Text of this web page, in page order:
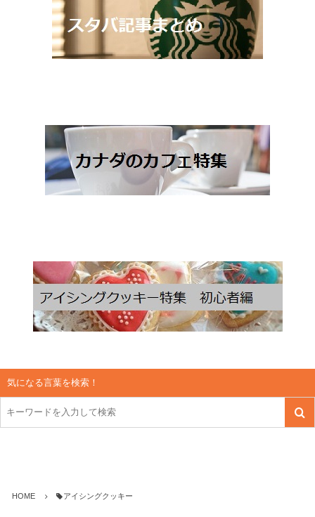
気になる言葉を検索！
HOME アイシングクッキー